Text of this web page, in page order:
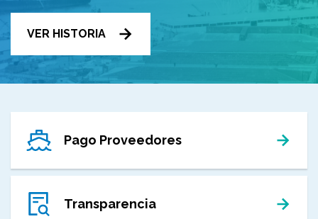
VER HISTORIA
Pago Proveedores
Transparencia